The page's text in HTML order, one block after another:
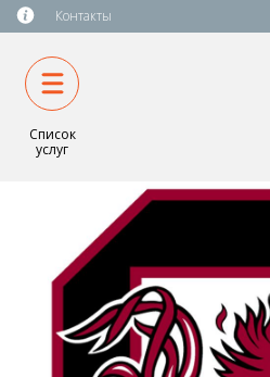
Контакты
Список
услуг